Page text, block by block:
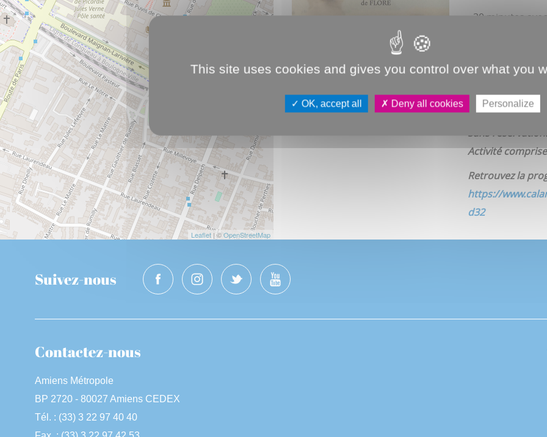
Leaflet| ©OpenStreetMap
- 30 minutes
Sans
DIMANCHE 9
Musée de
Sans
Activité
Retrouvez la
https://
d32
Suivez-nous
Contactez-nous
Amiens Métropole
BP 2720 - 80027 Amiens CEDEX
Tél. : (33) 3 22 97 40 40
This site uses cookies and gives you control over what you
OK, accept all Deny all cookies Personalize